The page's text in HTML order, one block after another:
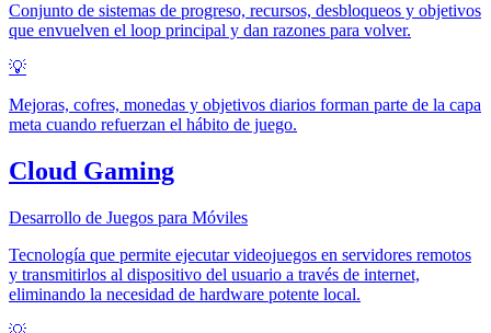
Conjunto de sistemas de progreso, recursos, desbloqueos y objetivos
que envuelven el loop principal y dan razones para volver.
💡
Mejoras, cofres, monedas y objetivos diarios forman parte de la capa
meta cuando refuerzan el hábito de juego.
Cloud Gaming
Desarrollo de Juegos para Móviles
Tecnología que permite ejecutar videojuegos en servidores remotos
y transmitirlos al dispositivo del usuario a través de internet,
eliminando la necesidad de hardware potente local.